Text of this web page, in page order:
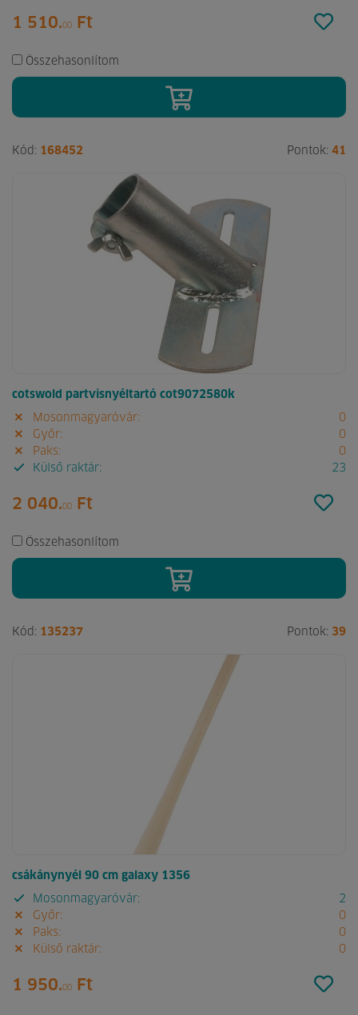
1 510.00 Ft
Összehasonlítom
Kód: 168452 Pontok: 41
cotswold partvisnyéltartó cot9072580k
Mosonmagyaróvár:
0
Győr:
0
Paks:
0
Külső raktár:
23
2 040.00 Ft
Összehasonlítom
Kód: 135237 Pontok: 39
csákánynyél 90 cm galaxy 1356
Mosonmagyaróvár:
2
Győr:
0
Paks:
0
Külső raktár:
0
1 950.00 Ft